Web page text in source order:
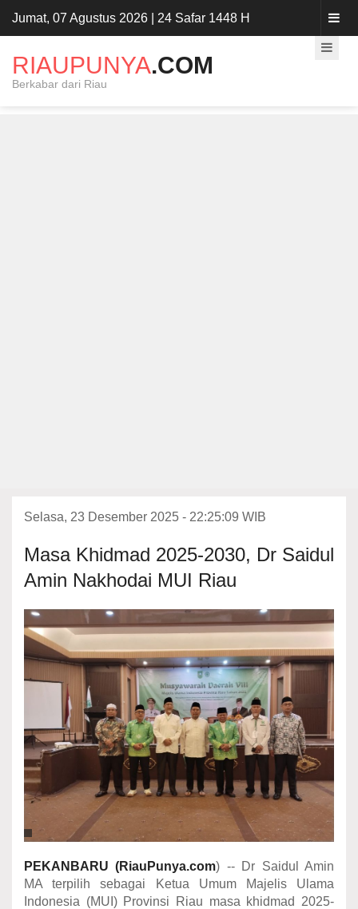
Jumat, 07 Agustus 2026 | 24 Safar 1448 H
RIAUPUNYA.COM
Berkabar dari Riau
Selasa, 23 Desember 2025 - 22:25:09 WIB
Masa Khidmad 2025-2030, Dr Saidul
Amin Nakhodai MUI Riau
PEKANBARU (RiauPunya.com) -- Dr Saidul Amin
MA terpilih sebagai Ketua Umum Majelis Ulama
Indonesia (MUI) Provinsi Riau masa khidmad 2025-